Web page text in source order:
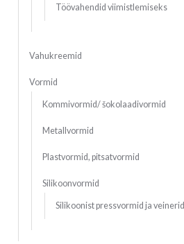
Töövahendid viimistlemiseks
Vahukreemid
Vormid
Kommivormid/ šokolaadivormid
Metallvormid
Plastvormid, pitsatvormid
Silikoonvormid
Silikoonist pressvormid ja veinerid